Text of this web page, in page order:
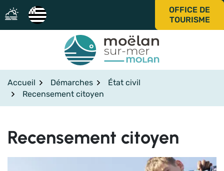
Aller
au
contenu
OFFICE DE
TOURISME
Accueil Démarches
État civil
Recensement citoyen
Recensement citoyen